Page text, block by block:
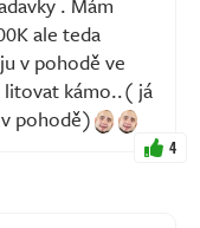
ale teda
v pohodě ve
litovat kámo..( já
pohodě)
4